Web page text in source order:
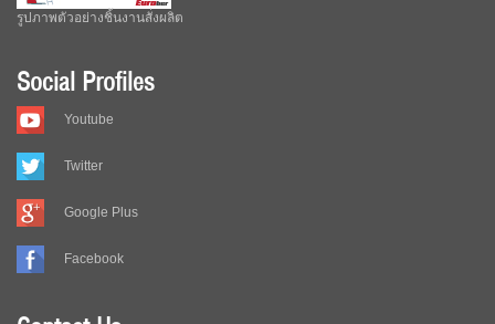
รูปภาพตัวอย่างชิ้นงานสั่งผลิต
Social Profiles
Youtube
Twitter
Google Plus
Facebook